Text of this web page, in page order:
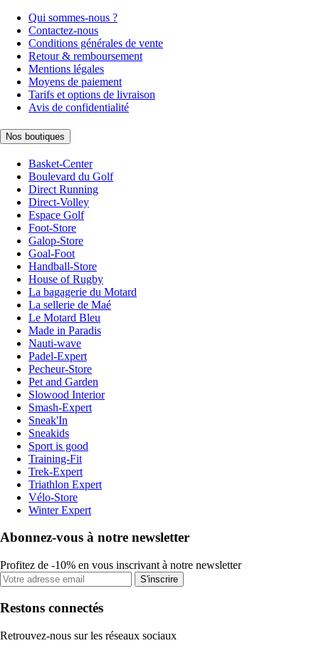
Qui sommes-nous ?
Contactez-nous
Conditions générales de vente
Retour & remboursement
Mentions légales
Moyens de paiement
Tarifs et options de livraison
Avis de confidentialité
Nos boutiques
Basket-Center
Boulevard du Golf
Direct Running
Direct-Volley
Espace Golf
Foot-Store
Galop-Store
Goal-Foot
Handball-Store
House of Rugby
La bagagerie du Motard
La sellerie de Maé
Le Motard Bleu
Made in Paradis
Nauti-wave
Padel-Expert
Pecheur-Store
Pet and Garden
Slowood Interior
Smash-Expert
Sneak'In
Sneakids
Sport is good
Training-Fit
Trek-Expert
Triathlon Expert
Vélo-Store
Winter Expert
Abonnez-vous à notre newsletter
Profitez de -10% en vous inscrivant à notre newsletter
S'inscrire
Restons connectés
Retrouvez-nous sur les réseaux sociaux